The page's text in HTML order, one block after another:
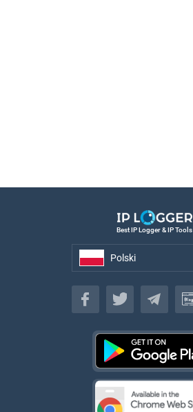
Best IP Logger & IP Tools
Polski
Polski